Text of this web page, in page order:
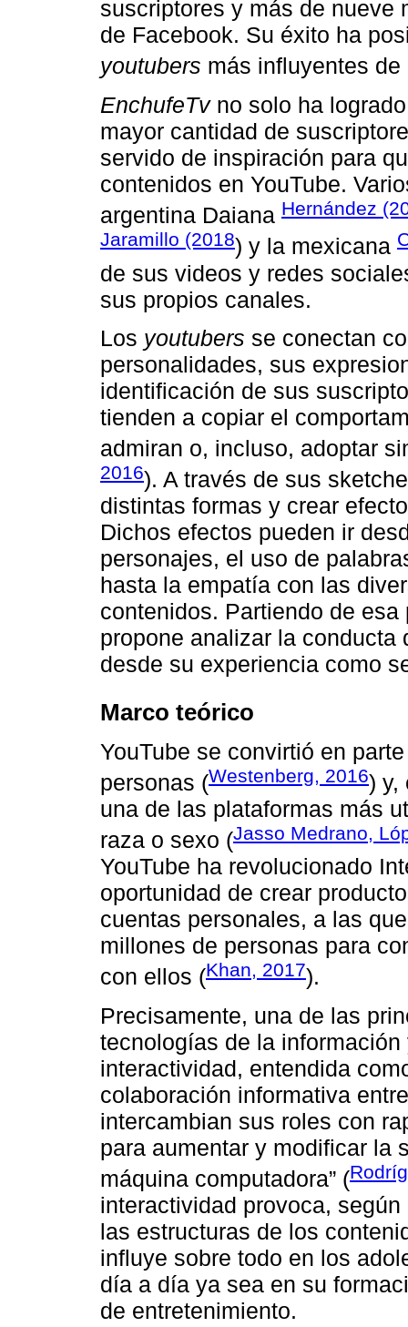
suscriptores y más de nueve
de Facebook. Su éxito ha
youtubers más influyentes de
EnchufeTvno solo ha
mayor cantidad de
servido de inspiración para
contenidos en YouTube.
argentina Daiana Hernández
Jaramillo (2018) y la mexicana
de sus videos y redes
sus propios canales.
Los youtubers se conectan
personalidades, sus
identificación de sus
tienden a copiar el
admiran o, incluso, adoptar
2016). A través de sus
distintas formas y crear
Dichos efectos pueden ir
personajes, el uso de
hasta la empatía con las
contenidos. Partiendo de
propone analizar la
desde su experiencia como
Marco teórico
YouTube se convirtió en
personas (Westenberg, 2016) y,
una de las plataformas más
raza o sexo (Jasso Medrano,
YouTube ha revolucionado
oportunidad de crear
cuentas personales, a las
millones de personas para
con ellos (Khan, 2017).
Precisamente, una de las
tecnologías de la
interactividad, entendida
colaboración informativa
intercambian sus roles con
para aumentar y modificar la
máquina computadora” (
interactividad provoca,
las estructuras de los
influye sobre todo en los
día a día ya sea en su
de entretenimiento.